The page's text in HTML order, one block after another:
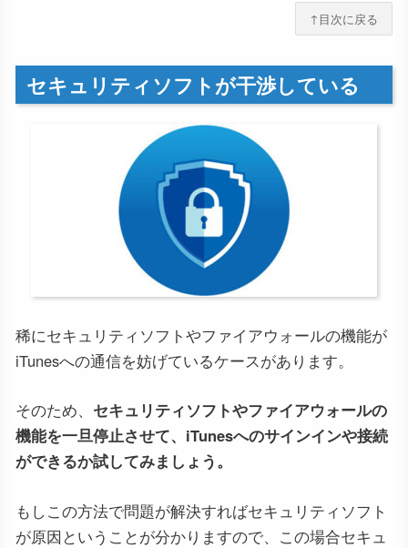
↑目次に戻る
セキュリティソフトが干渉している
稀にセキュリティソフトやファイアウォールの機能が
iTunesへの通信を妨げているケースがあります。
そのため、 セキュリティソフトやファイアウォールの
機能を一旦停止させて、iTunesへのサインインや接続
ができるか試してみましょう。
もしこの方法で問題が解決すればセキュリティソフト
が原因ということが分かりますので、この場合セキュ